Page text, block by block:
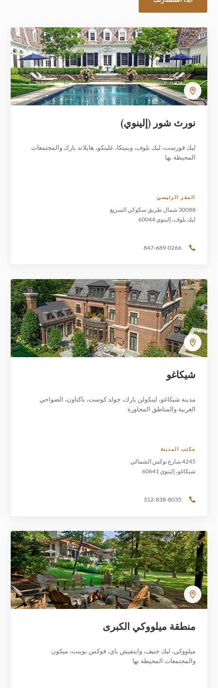
نورث شور (إلينوي)
ليك فورست، ليك بلوف، وينيتكا، غلينكو، هايلاند بارك والمجتمعات
المحيطة بها
المقر الرئيسي
30088 شمال طريق سكوكي السريع
ليك بلوف، إلينوي 60044

847-689-0266
شيكاغو
مدينة شيكاغو، لينكولن بارك، جولد كوست، باكتاون، الضواحي
الغربية والمناطق المجاورة
مكتب المدينة
4245 شارع نوكس الشمالي
شيكاغو، إلينوي 60641

312-838-8035
منطقة ميلووكي الكبرى
ميلووكي، ليك جنيف، وايتفيش باي، فوكس بوينت، ميكون
والمجتمعات المحيطة بها